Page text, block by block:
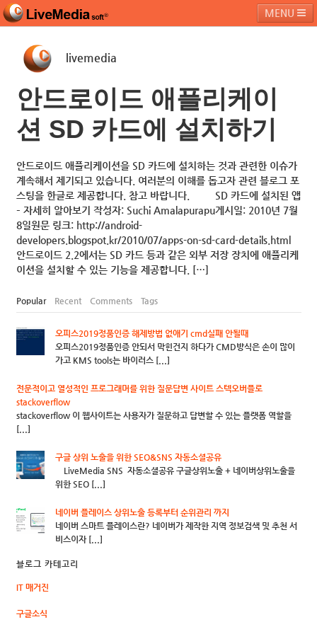
MENU
페밀리 사이트
livemedia
안드로이드 애플리케이
션 SD 카드에 설치하기
안드로이드 애플리케이션을 SD 카드에 설치하는 것과 관련한 이슈가
계속해서 제기되고 있습니다. 여러분의 이해를 돕고자 관련 블로그 포
스팅을 한글로 제공합니다. 참고 바랍니다. SD 카드에 설치된 앱
– 자세히 알아보기 작성자: Suchi Amalapurapu게시일: 2010년 7월
8일원문 링크: http://android-
developers.blogspot.kr/2010/07/apps-on-sd-card-details.html
안드로이드 2.2에서는 SD 카드 등과 같은 외부 저장 장치에 애플리케
이션을 설치할 수 있는 기능을 제공합니다. […]
Popular Recent Comments Tags
오피스2019정품인증 해제방법 없애기 cmd실패 안될때
오피스2019정품인증 안되서 막힌건지 하다가 CMD방식은 손이 많이
가고 KMS tools는 바이러스 [...]
전문적이고 열성적인 프로그래머를 위한 질문답변 사이트 스텍오버플로
stackoverflow
stackoverflow 이 웹사이트는 사용자가 질문하고 답변할 수 있는 플랫폼 역할을
[...]
구글 상위 노출을 위한 SEO&SNS 자동소셜공유
LiveMedia SNS 자동소셜공유 구글상위노출 + 네이버상위노출을
위한 SEO [...]
네이버 플레이스 상위노출 등록부터 순위관리 까지
네이버 스마트 플레이스란? 네이버가 제작한 지역 정보검색 및 추천 서
비스이자 [...]
블로그 카테고리
IT 매거진
구글소식